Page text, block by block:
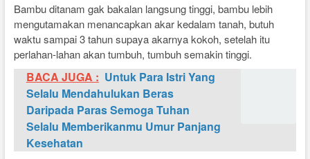
Bambu ditanam gak bakalan langsung tinggi, bambu lebih
mengutamakan menancapkan akar kedalam tanah, butuh
waktu sampai 3 tahun supaya akarnya kokoh, setelah itu
perlahan-lahan akan tumbuh, tumbuh semakin tinggi.
BACA JUGA : Untuk Para Istri Yang
Selalu Mendahulukan Beras
Daripada Paras Semoga Tuhan
Selalu Memberikanmu Umur Panjang
Kesehatan